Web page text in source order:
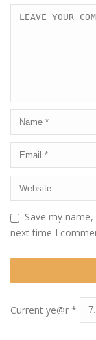
Save my
next time I
Current ye@r *